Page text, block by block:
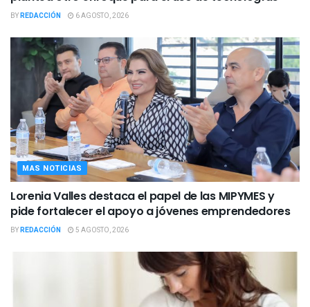
BYREDACCIÓN 6 AGOSTO, 2026
MAS NOTICIAS
Lorenia Valles destaca el papel de las MIPYMES y
pide fortalecer el apoyo a jóvenes emprendedores
BYREDACCIÓN 5 AGOSTO, 2026